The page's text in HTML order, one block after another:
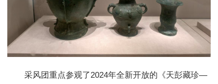
采风团重点参观了2024年全新开放的《天彭藏珍—